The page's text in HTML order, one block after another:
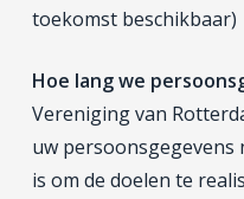
toekomst beschikbaar)
Hoe lang we
Vereniging van
uw
is om de doelen te